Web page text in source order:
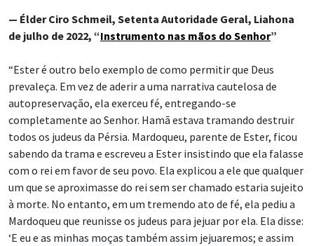
— Élder Ciro Schmeil, Setenta Autoridade Geral, Liahona
de julho de 2022, “Instrumento nas mãos do Senhor”
“Ester é outro belo exemplo de como permitir que Deus
prevaleça. Em vez de aderir a uma narrativa cautelosa de
autopreservação, ela exerceu fé, entregando-se
completamente ao Senhor. Hamã estava tramando destruir
todos os judeus da Pérsia. Mardoqueu, parente de Ester, ficou
sabendo da trama e escreveu a Ester insistindo que ela falasse
com o rei em favor de seu povo. Ela explicou a ele que qualquer
um que se aproximasse do rei sem ser chamado estaria sujeito
à morte. No entanto, em um tremendo ato de fé, ela pediu a
Mardoqueu que reunisse os judeus para jejuar por ela. Ela disse:
‘E eu e as minhas moças também assim jejuaremos; e assim